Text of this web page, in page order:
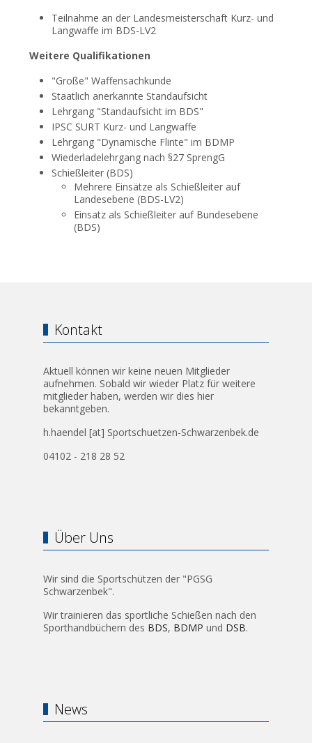
Teilnahme an der Landesmeisterschaft Kurz- und
Langwaffe im BDS-LV2
Weitere Qualifikationen
"Große" Waffensachkunde
Staatlich anerkannte Standaufsicht
Lehrgang "Standaufsicht im BDS"
IPSC SURT Kurz- und Langwaffe
Lehrgang "Dynamische Flinte" im BDMP
Wiederladelehrgang nach §27 SprengG
Schießleiter (BDS)
Mehrere Einsätze als Schießleiter auf
Landesebene (BDS-LV2)
Einsatz als Schießleiter auf Bundesebene
(BDS)
Kontakt
Aktuell können wir keine neuen Mitglieder
aufnehmen. Sobald wir wieder Platz für weitere
mitglieder haben, werden wir dies hier
bekanntgeben.
h.haendel [at] Sportschuetzen-Schwarzenbek.de
04102 - 218 28 52
Über Uns
Wir sind die Sportschützen der "PGSG
Schwarzenbek".
Wir trainieren das sportliche Schießen nach den
Sporthandbüchern des BDS, BDMP und DSB.
News